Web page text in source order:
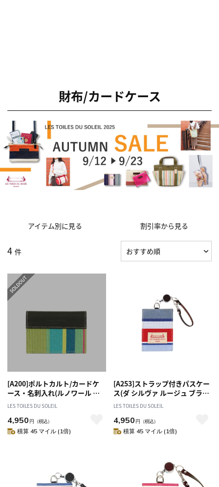
財布/カードケース
アイテム別に見る 割引率から見る
4 件
[A200]ポルトカルト/カードケ
ース・名刺入れ(ルノワール ヴ
ェール/RENOIR Vert) カードホ
LES TOILES DU SOLEIL
4,950 円 （税込）
積算 45 マイル (1倍)
[A253]ストラップ付きパスケー
ス(ダ シルヴァ ルージュ ブラ
ン/DA SILVA Rouge Blanc) 定
LES TOILES DU SOLEIL
4,950 円 （税込）
積算 45 マイル (1倍)